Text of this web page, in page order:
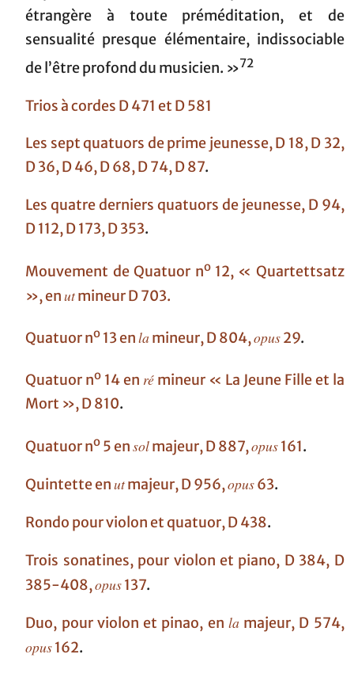
étrangère à toute préméditation, et de
sensualité presque élémentaire, indissociable
de l’être profond du musicien. »72
Trios à cordes D 471 et D 581
Les sept quatuors de prime jeunesse, D 18, D 32,
D 36, D 46, D 68, D 74, D 87.
Les quatre derniers quatuors de jeunesse, D 94,
D 112, D 173, D 353.
Mouvement de Quatuor no12, « Quartettsatz
», enutmineur D 703.
Quatuor no 13 enla mineur, D 804,opus29.
Quatuor no 14 en ré mineur « La Jeune Fille et la
Mort », D 810.
Quatuor no 5 ensolmajeur, D 887,opus161.
Quintette enutmajeur, D 956,opus63.
Rondo pour violon et quatuor, D 438.
Trois sonatines, pour violon et piano, D 384, D
385-408,opus137.
Duo, pour violon et pinao, en la majeur, D 574,
opus162.